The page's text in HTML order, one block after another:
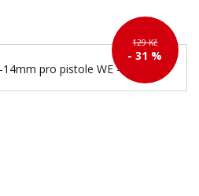
129 Kč
- 31 %